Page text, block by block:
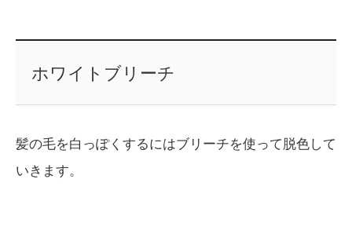
ホワイトブリーチ
髪の毛を白っぽくするにはブリーチを使って脱色して
いきます。